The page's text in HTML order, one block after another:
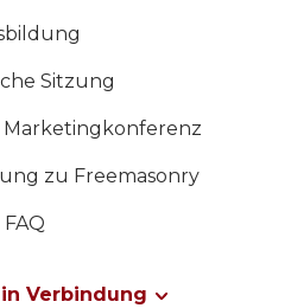
Sitzung
zu Freemasonry
FAQ
Verbindung